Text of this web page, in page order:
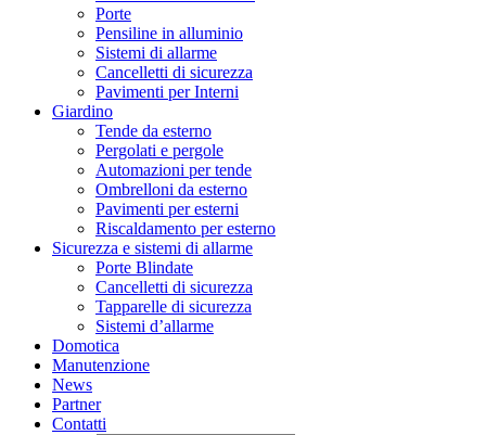
Porte
Pensiline in alluminio
Sistemi di allarme
Cancelletti di sicurezza
Pavimenti per Interni
Giardino
Tende da esterno
Pergolati e pergole
Automazioni per tende
Ombrelloni da esterno
Pavimenti per esterni
Riscaldamento per esterno
Sicurezza e sistemi di allarme
Porte Blindate
Cancelletti di sicurezza
Tapparelle di sicurezza
Sistemi d’allarme
Domotica
Manutenzione
News
Partner
Contatti